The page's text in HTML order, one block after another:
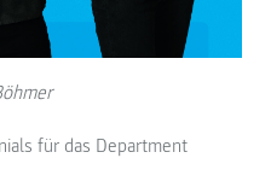
für das Department